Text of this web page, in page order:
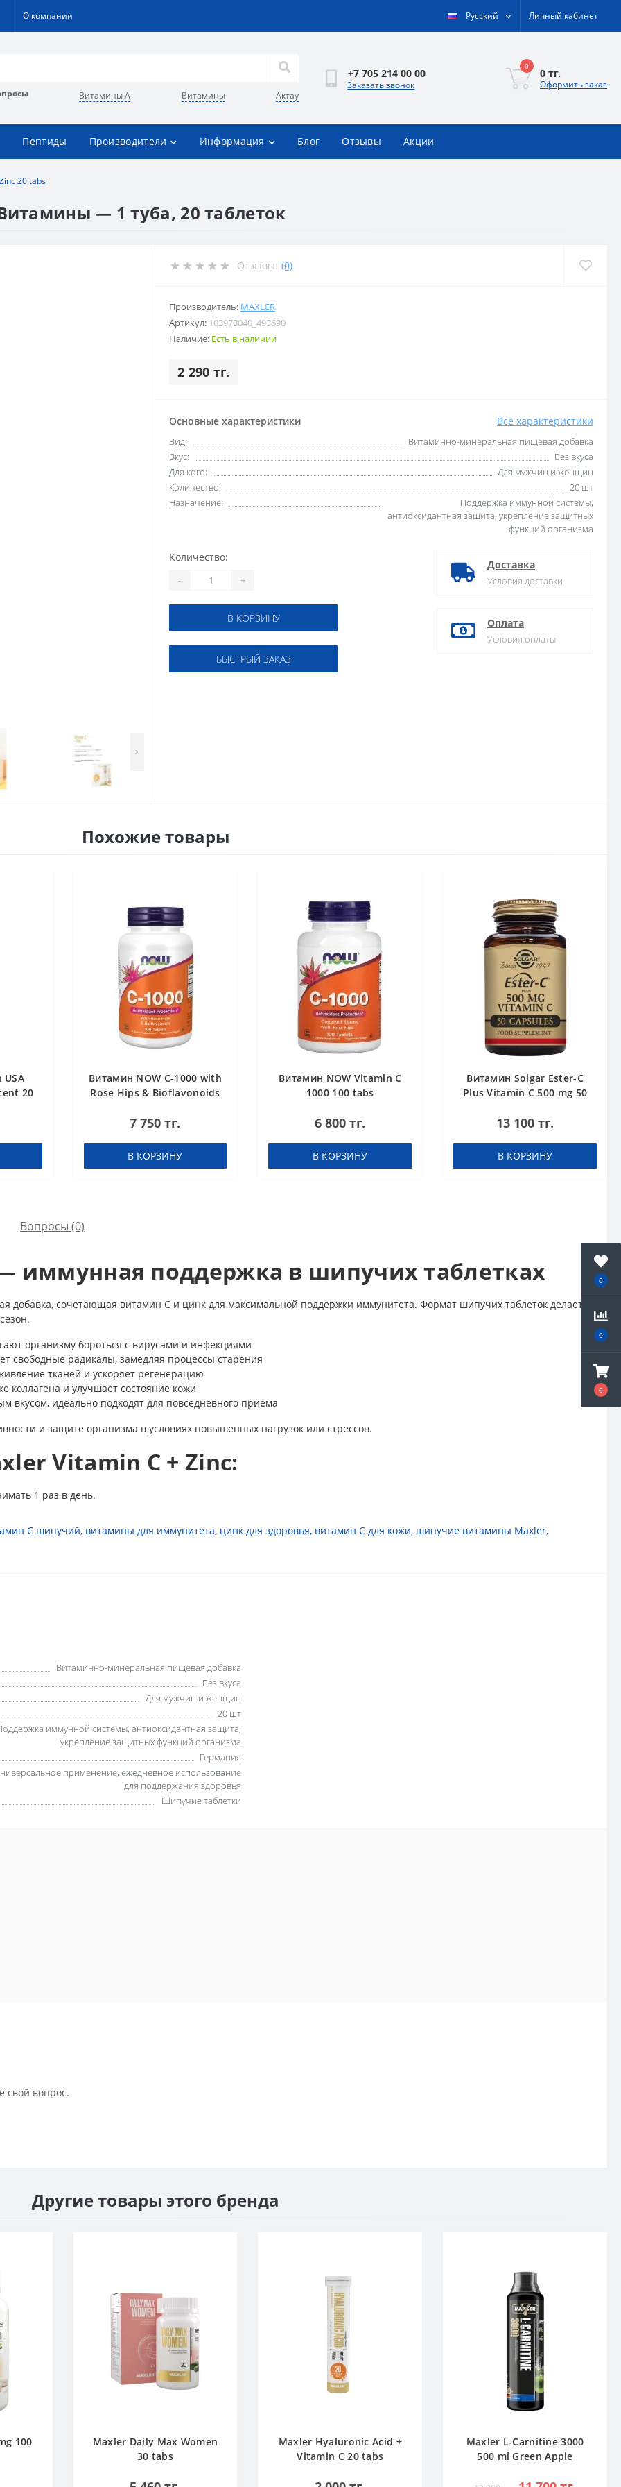
0
0
0
О компании Русский Личный кабинет
Витамины А Витамины Актау
+7 705 214 00 00
Заказать звонок
0
0 тг.
Оформить заказ
Пептиды Производители Информация Блог Отзывы Акции
20 tabs
— 1 туба, 20 таблеток
>
Отзывы: (0)
Производитель: MAXLER
Артикул: 103973040_493690
Наличие: Есть в наличии
2 290 тг.
Основные характеристики Все характеристики
Вид:
Витаминно-минеральная пищевая добавка
Вкус:
Без вкуса
Для кого:
Для мужчин и женщин
Количество:
20 шт
Назначение:
Поддержка иммунной системы,
антиоксидантная защита, укрепление защитных
функций организма
Количество:
- +
В КОРЗИНУ
БЫСТРЫЙ ЗАКАЗ
Доставка
Условия доставки
Оплата
Условия оплаты
Похожие товары
20
Витамин NOW C-1000 with
Rose Hips & Bioflavonoids
7 750 тг.
В КОРЗИНУ
Витамин NOW Vitamin C
1000 100 tabs
6 800 тг.
В КОРЗИНУ
Витамин Solgar Ester-C
Plus Vitamin C 500 mg 50
13 100 тг.
В КОРЗИНУ
Вопросы (0)
иммунная поддержка в шипучих таблетках
добавка, сочетающая витамин C и цинк для максимальной поддержки иммунитета. Формат шипучих таблеток делает
организму бороться с вирусами и инфекциями
свободные радикалы, замедляя процессы старения
тканей и ускоряет регенерацию
коллагена и улучшает состояние кожи
идеально подходят для повседневного приёма
и защите организма в условиях повышенных нагрузок или стрессов.
Vitamin C + Zinc:
1 раз в день.
C шипучий, витамины для иммунитета, цинк для здоровья, витамин C для кожи, шипучие витамины Maxler,
Витаминно-минеральная пищевая добавка
Без вкуса
Для мужчин и женщин
20 шт
иммунной системы, антиоксидантная защита,
укрепление защитных функций организма
Германия
применение, ежедневное использование
для поддержания здоровья
Шипучие таблетки
свой вопрос.
Другие товары этого бренда
100
Maxler Daily Max Women
30 tabs
Maxler Hyaluronic Acid +
Vitamin C 20 tabs
Maxler L-Carnitine 3000
500 ml Green Apple